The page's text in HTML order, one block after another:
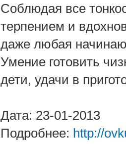
Соблюдая все
терпением и
даже любая
Умение готовить
дети, удачи в
Дата: 23-01-2013
Подробнее: http://